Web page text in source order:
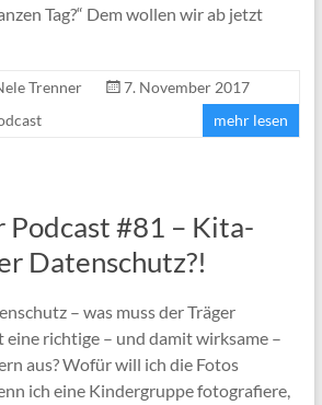
Tag?“ Dem wollen wir ab jetzt
Trenner
7. November 2017
mehr lesen
#81 – Kita-
Datenschutz?!
– was muss der Träger
eine richtige – und damit wirksame –
aus? Wofür will ich die Fotos
ich eine Kindergruppe fotografiere,